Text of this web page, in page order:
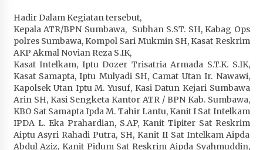
Taekwondo Kapolri Cup ke-7
4 minggu ago
Sekretaris Bapperida, Dwi Rahayu, ST,. MM,.
Pimpin Rakor Aksi Konvergensi Percepatan
Penurunan Stunting di Sumbawa
4 minggu ago
Wabup Ansori Apresiasi Rekomendasi dan
Pandangan Fraksi – Fraksi DPRD Sumbawa
4 minggu ago
Hadir Dalam Kegiatan tersebut,
Kepala ATR/BPN Sumbawa, Subhan S.ST. SH, Kabag Ops
polres Sumbawa, Kompol Sari Mukmin SH, Kasat Reskrim
AKP Akmal Novian Reza S.IK,
Kasat Intelkam, Iptu Dozer Trisatria Armada S.T.K. S.IK,
Kasat Samapta, Iptu Mulyadi SH, Camat Utan Ir. Nawawi,
Kapolsek Utan Iptu M. Yusuf, Kasi Datun Kejari Sumbawa
Arin SH, Kasi Sengketa Kantor ATR / BPN Kab. Sumbawa,
KBO Sat Samapta Ipda M. Tahir Lantu, Kanit I Sat Intelkam
IPDA L. Eka Prahardian, S.AP, Kanit Tipiter Sat Reskrim
Aiptu Asyri Rahadi Putra, SH, Kanit II Sat Intelkam Aipda
Abdul Aziz, Kanit Pidum Sat Reskrim Aipda Syahmuddin,